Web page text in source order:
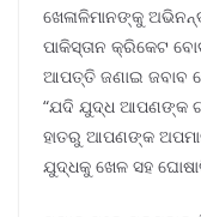
ଖେଳାଳିମାନଙ୍କୁ
ପାକିସ୍ତାନ କ୍ରିକେଟ
ଆପତ୍ତି ଜଣାଇ ଜବାବ
“ଯଦି ଯୁଦ୍ଧ ଆପଣଙ୍କ
ହାତରୁ ଆପଣଙ୍କ
ଯୁଦ୍ଧକୁ ଖେଳ ସହ